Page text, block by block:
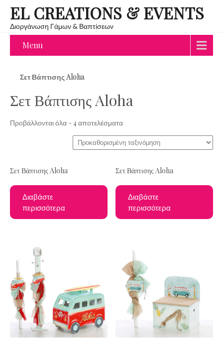
EL CREATIONS & EVENTS
Διοργάνωση Γάμων & Βαπτίσεων
Menu
Σετ Βάπτισης Aloha
Σετ Βάπτισης Aloha
Προβάλλονται όλα - 4 αποτελέσματα
Σετ Βάπτισης Aloha
Διαβάστε
περισσότερα
Σετ Βάπτισης Aloha
Διαβάστε
περισσότερα